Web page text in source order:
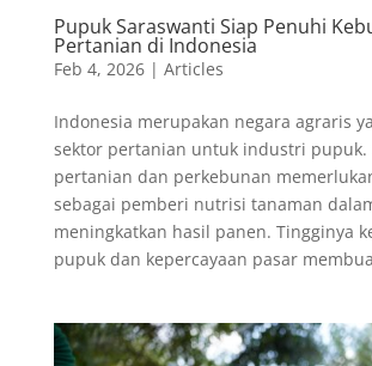
Pupuk Saraswanti Siap Penuhi
Pertanian di Indonesia
Feb 4, 2026| Articles
Indonesia merupakan negara agraris
sektor pertanian untuk industri pupuk.
pertanian dan perkebunan
sebagai pemberi nutrisi tanaman
meningkatkan hasil panen. Tingginya
pupuk dan kepercayaan pasar